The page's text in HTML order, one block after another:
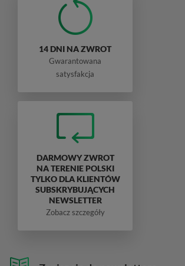
14 DNI NA ZWROT
Gwarantowana
satysfakcja
DARMOWY ZWROT
NA TERENIE POLSKI
TYLKO DLA KLIENTÓW
SUBSKRYBUJĄCYCH
NEWSLETTER
Zobacz szczegóły